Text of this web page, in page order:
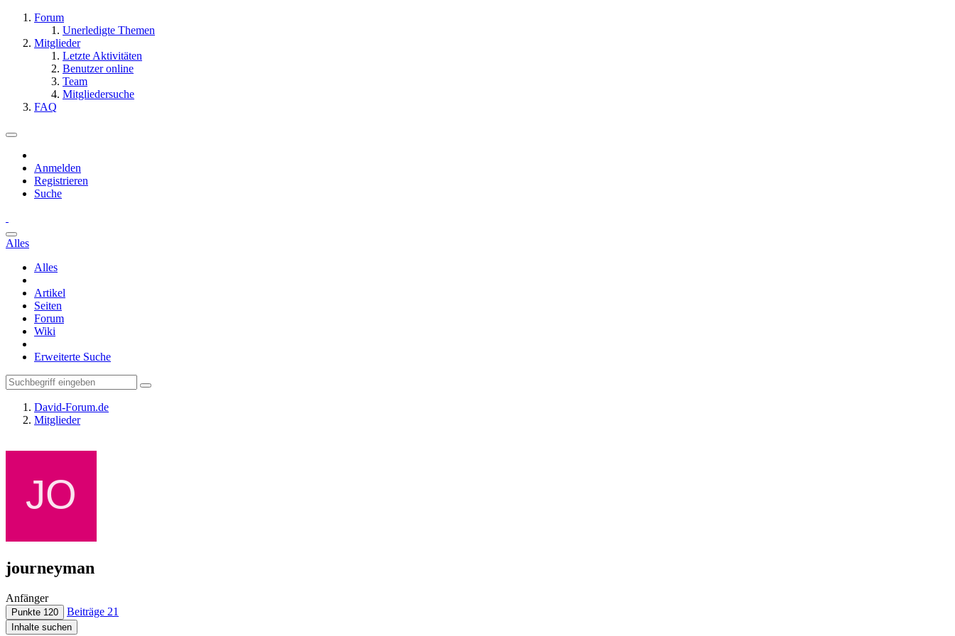
Forum
Unerledigte Themen
Mitglieder
Letzte Aktivitäten
Benutzer online
Team
Mitgliedersuche
FAQ
Anmelden
Registrieren
Suche
Alles
Alles
Artikel
Seiten
Forum
Wiki
Erweiterte Suche
David-Forum.de
Mitglieder
journeyman
Anfänger
Punkte 120 Beiträge 21
Inhalte suchen